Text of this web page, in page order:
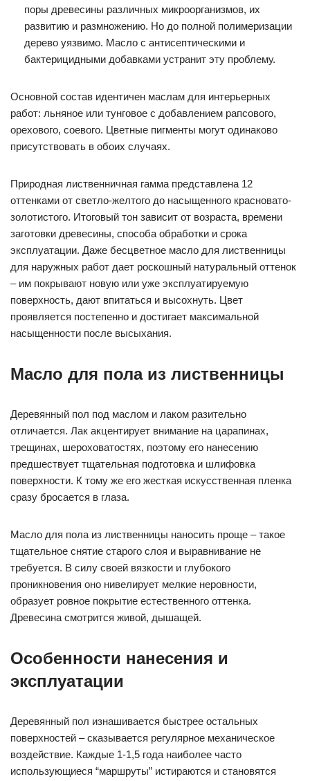
поры древесины различных микроорганизмов, их
развитию и размножению. Но до полной полимеризации
дерево уязвимо. Масло с антисептическими и
бактерицидными добавками устранит эту проблему.
Основной состав идентичен маслам для интерьерных
работ: льняное или тунговое с добавлением рапсового,
орехового, соевого. Цветные пигменты могут одинаково
присутствовать в обоих случаях.
Природная лиственничная гамма представлена 12
оттенками от светло-желтого до насыщенного красновато-
золотистого. Итоговый тон зависит от возраста, времени
заготовки древесины, способа обработки и срока
эксплуатации. Даже бесцветное масло для лиственницы
для наружных работ дает роскошный натуральный оттенок
– им покрывают новую или уже эксплуатируемую
поверхность, дают впитаться и высохнуть. Цвет
проявляется постепенно и достигает максимальной
насыщенности после высыхания.
Масло для пола из лиственницы
Деревянный пол под маслом и лаком разительно
отличается. Лак акцентирует внимание на царапинах,
трещинах, шероховатостях, поэтому его нанесению
предшествует тщательная подготовка и шлифовка
поверхности. К тому же его жесткая искусственная пленка
сразу бросается в глаза.
Масло для пола из лиственницы наносить проще – такое
тщательное снятие старого слоя и выравнивание не
требуется. В силу своей вязкости и глубокого
проникновения оно нивелирует мелкие неровности,
образует ровное покрытие естественного оттенка.
Древесина смотрится живой, дышащей.
Особенности нанесения и
эксплуатации
Деревянный пол изнашивается быстрее остальных
поверхностей – сказывается регулярное механическое
воздействие. Каждые 1-1,5 года наиболее часто
использующиеся “маршруты” истираются и становятся